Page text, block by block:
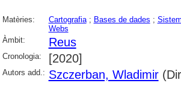
Matèries: Cartografia; Bases de dades ;
Webs
Àmbit:
Reus
Cronologia: [2020]
Autors add.: Szczerban, Wladimir